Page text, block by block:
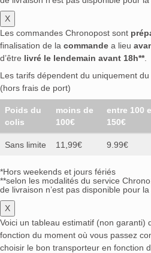
X
Les commandes Chronopost sont
finalisation de la commande a lieu
d’être livré le lendemain avant 18h**.
Les tarifs dépendent du uniquement
(hors frais de port)
Poids du
colis
moins de
100€
entre 100
150€
Sans limite 11,99€ 9.99€
*Hors weekends et jours fériés
**selon les modalités du service
de livraison n’est pas disponible pour
X
Voici un tableau estimatif (non garanti)
fonction du moment où vous passez
choisir le bon transporteur en fonction